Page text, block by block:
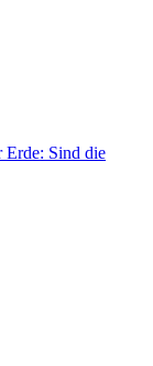
Erde: Sind die